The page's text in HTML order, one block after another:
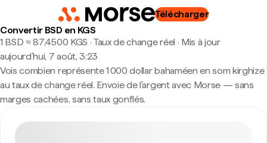
Télécharger
Convertir BSD en KGS
1 BSD ≈ 87,4500 KGS · Taux de change réel · Mis à jour
aujourd’hui, 7 août, 3:23
Vois combien représente 1 000 dollar bahaméen en som kirghize
au taux de change réel. Envoie de l'argent avec Morse — sans
marges cachées, sans taux gonflés.